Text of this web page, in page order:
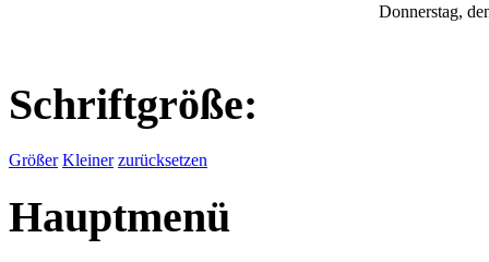
Donnerstag,
Schriftgröße:
Größer Kleiner zurücksetzen
Hauptmenü